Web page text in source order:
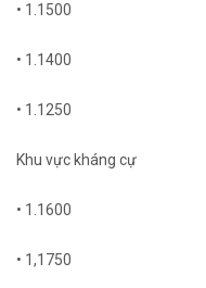
• 1.1500
• 1.1400
• 1.1250
Khu vực kháng cự
• 1.1600
• 1,1750